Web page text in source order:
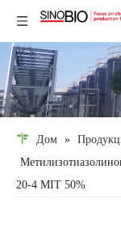
Дом »
20-4 MIT 50%